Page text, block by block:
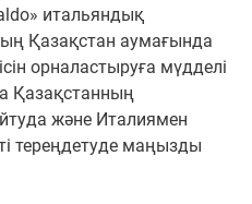
итальяндық
Қазақстан аумағында
орналастыруға мүдделі
Қазақстанның
және Италиямен
тереңдетуде маңызды